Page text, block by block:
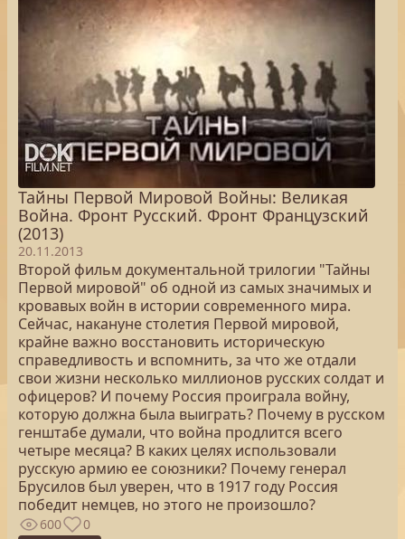
Тайны Первой Мировой Войны: Великая
Война. Фронт Русский. Фронт Французский
(2013)
20.11.2013
Второй фильм документальной трилогии "Тайны
Первой мировой" об одной из самых значимых и
кровавых войн в истории современного мира.
Сейчас, накануне столетия Первой мировой,
крайне важно восстановить историческую
справедливость и вспомнить, за что же отдали
свои жизни несколько миллионов русских солдат и
офицеров? И почему Россия проиграла войну,
которую должна была выиграть? Почему в русском
генштабе думали, что война продлится всего
четыре месяца? В каких целях использовали
русскую армию ее союзники? Почему генерал
Брусилов был уверен, что в 1917 году Россия
победит немцев, но этого не произошло?
600 0